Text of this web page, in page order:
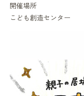
開催場所
こども創造センター